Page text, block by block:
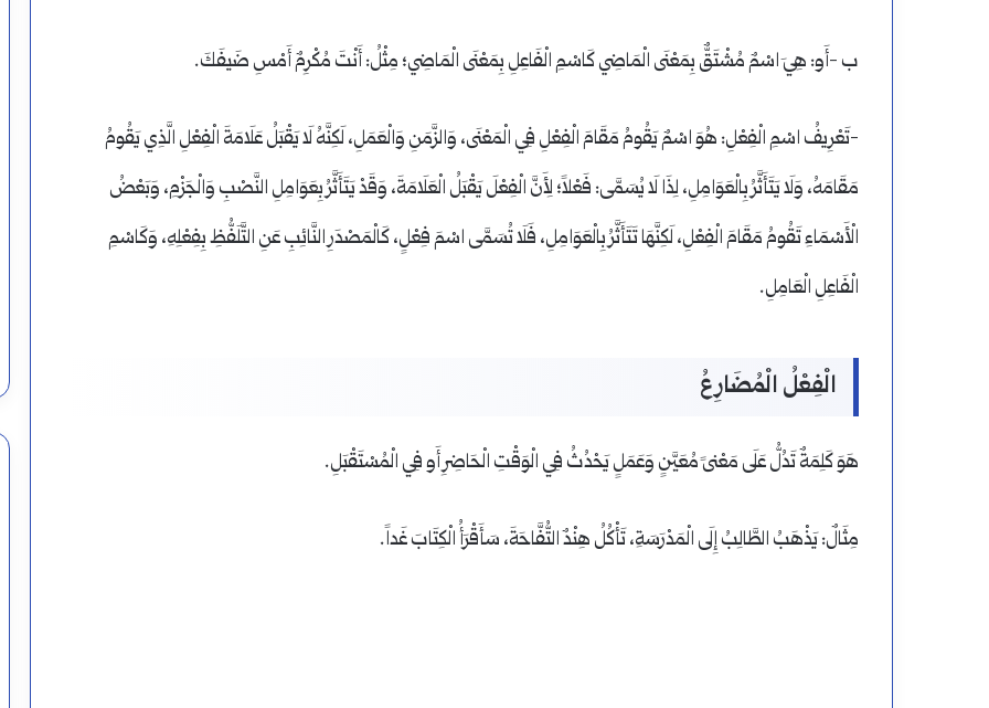
ب -أَو: هِيَ اسْمٌ مُشْتَقٌّ بِمَعْنَى الْمَاضِي كَاسْمِ الْفَاعِلِ بِمَعْنَى الْمَاضِي؛ مِثْلُ: أَنْتَ مُكْرِمٌ أَمْسِ ضَيفَكَ.
-تَعْرِيفُ اسْمِ الْفِعْلِ: هُوَ اسْمٌ يَقُومُ مَقَامَ الْفِعْلِ فِي الْمَعْنَى، وَالزَّمَنِ وَالْعَمَلِ، لَكِنَّهُ لَا يَقْبَلُ عَلَامَةَ الْفِعْلِ الَّذِي يَقُومُ
مَقَامَهُ، وَلَا يَتَأَثَّرُ بِالْعَوَامِلِ، لِذَا لَا يُسَمَّى: فَعْلاً؛ لِأَنَّ الْفِعْلَ يَقْبَلُ الْعَلَامَةَ، وَقَدْ يَتَأَثَّرُ بِعَوَامِلِ النَّصْبِ وَالْجَزْمِ، وَبَعْضُ
الْأَسْمَاءِ تَقُومُ مَقَامَ الْفِعْلِ، لَكِنَّهَا تَتَأَثَّرُ بِالْعَوَامِلِ، فَلَا تُسَمَّى اسْمَ فِعْلٍ، كَالْمَصْدَرِ النَّائِبِ عَنِ التَّلَفُّظِ بِفِعْلِهِ، وَكَاسْمِ
الْفَاعِلِ الْعَامِلِ.
الْفِعْلُ الْمُضَارِعُ
هَوَ كَلِمَةٌ تَدُلُّ عَلَى مَعْنىً مُعَيَّنٍ وَعَمَلٍ يَحْدُثُ فِي الْوَقْتِ الْحَاضِرِ أَو فِي الْمُسْتَقْبَلِ.
مِثَالٌ: يَذْهَبُ الطَّالِبُ إِلَى الْمَدْرَسَةِ، تَأْكُلُ هِنْدٌ التُّفَّاحَةَ، سَأَقْرَأُ الْكِتَابَ غَداً.